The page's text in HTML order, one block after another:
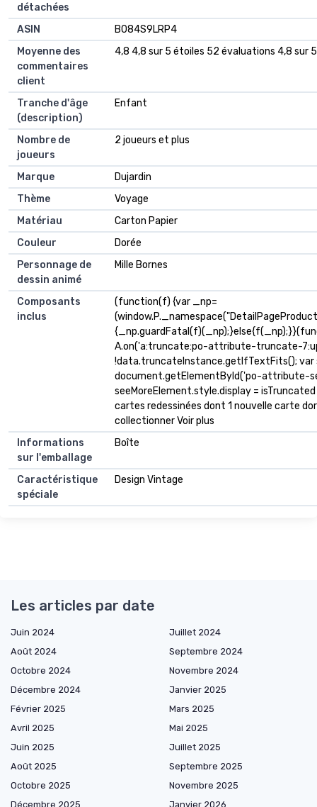
détachées
ASIN
B084S9LRP4
Moyenne des
commentaires
client
4,8 4,8 sur 5 étoiles 52 évaluations 4,8 sur
Tranche d'âge
(description)
Enfant
Nombre de
joueurs
2 joueurs et plus
Marque
Dujardin
Thème
Voyage
Matériau
Carton Papier
Couleur
Dorée
Personnage de
dessin animé
Mille Bornes
Composants
inclus
(function(f) {var _np=
A.on('a:truncate:po-attribute-truncate-
!data.truncateInstance.getIfTextFits(); var
document.getElementById('po-attribute-
seeMoreElement.style.display = isTruncated
cartes redessinées dont 1 nouvelle carte
collectionner Voir plus
Informations
sur l'emballage
Boîte
Caractéristique
spéciale
Design Vintage
Les articles par date
Juin 2024
Juillet 2024
Août 2024
Septembre 2024
Octobre 2024
Novembre 2024
Décembre 2024
Janvier 2025
Février 2025
Mars 2025
Avril 2025
Mai 2025
Juin 2025
Juillet 2025
Août 2025
Septembre 2025
Octobre 2025
Novembre 2025
Décembre 2025
Janvier 2026